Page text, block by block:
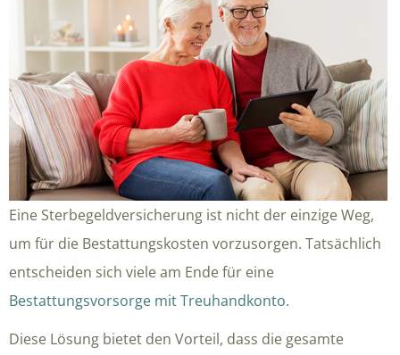
Eine Sterbegeldversicherung ist nicht der einzige Weg,
um für die Bestattungskosten vorzusorgen. Tatsächlich
entscheiden sich viele am Ende für eine
Bestattungsvorsorge mit Treuhandkonto.
Diese Lösung bietet den Vorteil, dass die gesamte